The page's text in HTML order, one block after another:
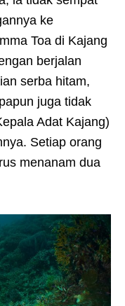
ke
Toa di Kajang
berjalan
serba hitam,
juga tidak
Adat Kajang)
Setiap orang
menanam dua